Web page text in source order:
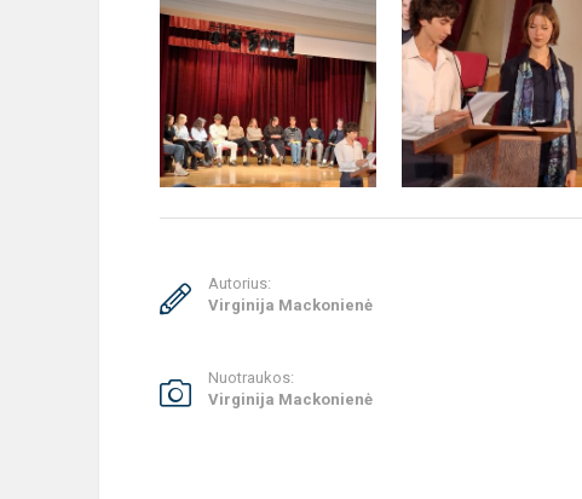
Autorius:
Virginija Mackonienė
Nuotraukos:
Virginija Mackonienė